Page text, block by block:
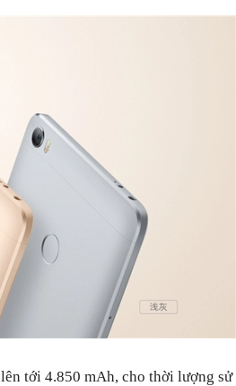
tới 4.850 mAh, cho thời lượng sử